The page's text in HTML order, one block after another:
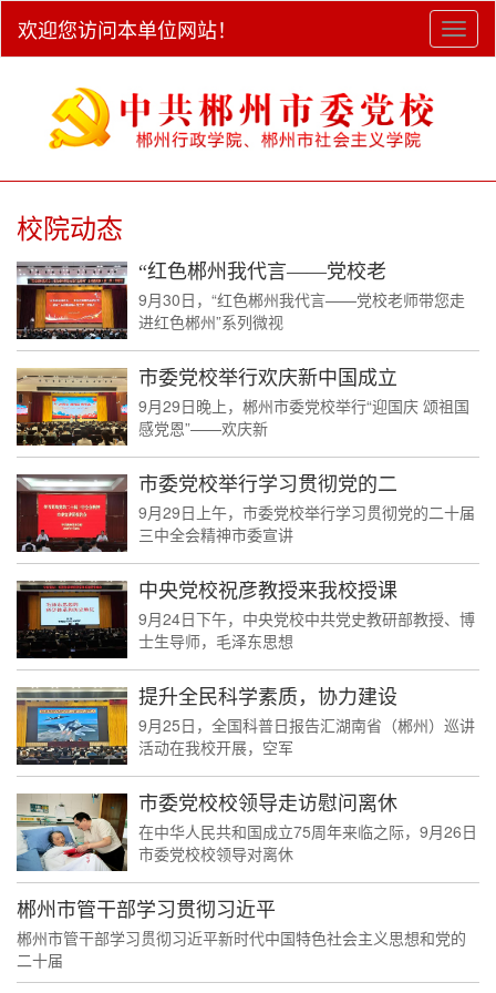
欢迎您访问本单位网站！
校院动态
“红色郴州我代言——党校老
9月30日，“红色郴州我代言——党校老师带您走
进红色郴州”系列微视
市委党校举行欢庆新中国成立
9月29日晚上，郴州市委党校举行“迎国庆 颂祖国
感党恩”——欢庆新
市委党校举行学习贯彻党的二
9月29日上午，市委党校举行学习贯彻党的二十届
三中全会精神市委宣讲
中央党校祝彦教授来我校授课
9月24日下午，中央党校中共党史教研部教授、博
士生导师，毛泽东思想
提升全民科学素质，协力建设
9月25日，全国科普日报告汇湖南省（郴州）巡讲
活动在我校开展，空军
市委党校校领导走访慰问离休
在中华人民共和国成立75周年来临之际，9月26日
市委党校校领导对离休
郴州市管干部学习贯彻习近平
郴州市管干部学习贯彻习近平新时代中国特色社会主义思想和党的
二十届